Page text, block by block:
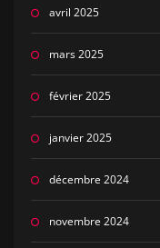
avril 2025
mars 2025
février 2025
janvier 2025
décembre 2024
novembre 2024